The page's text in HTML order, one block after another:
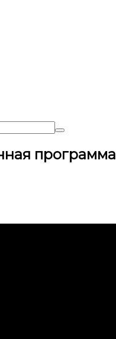
программа